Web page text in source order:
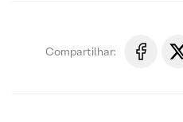
Compartilhar: